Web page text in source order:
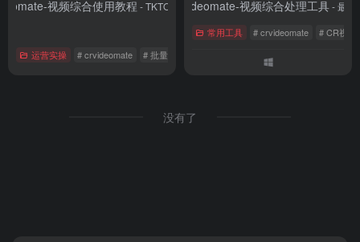
视频综合使用教程 - TKTOC资料库
运营实操 # crvideomate # 批量剪辑教程
Crvideomate-视频综合处理工具- 最新
常用工具 # crvideomate # CR视频
没有了